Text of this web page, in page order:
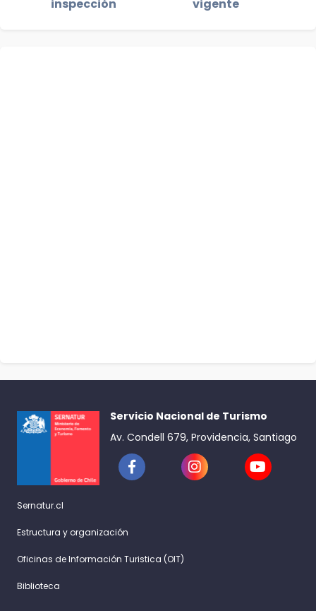
inspección
vigente
Servicio Nacional de Turismo
Av. Condell 679, Providencia, Santiago
Sernatur.cl
Estructura y organización
Oficinas de Información Turistica (OIT)
Biblioteca